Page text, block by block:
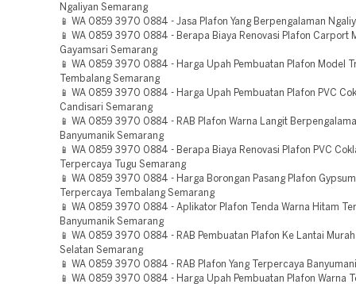
Ngaliyan Semarang
📱 WA 0859 3970 0884 - Jasa Plafon Yang Berpengalaman
📱 WA 0859 3970 0884 - Berapa Biaya Renovasi Plafon Carport
Gayamsari Semarang
📱 WA 0859 3970 0884 - Harga Upah Pembuatan Plafon Model
Tembalang Semarang
📱 WA 0859 3970 0884 - Harga Upah Pembuatan Plafon PVC
Candisari Semarang
📱 WA 0859 3970 0884 - RAB Plafon Warna Langit
Banyumanik Semarang
📱 WA 0859 3970 0884 - Berapa Biaya Renovasi Plafon PVC
Terpercaya Tugu Semarang
📱 WA 0859 3970 0884 - Harga Borongan Pasang Plafon
Terpercaya Tembalang Semarang
📱 WA 0859 3970 0884 - Aplikator Plafon Tenda Warna Hitam
Banyumanik Semarang
📱 WA 0859 3970 0884 - RAB Pembuatan Plafon Ke Lantai
Selatan Semarang
📱 WA 0859 3970 0884 - RAB Plafon Yang Terpercaya
📱 WA 0859 3970 0884 - Harga Upah Pembuatan Plafon Warna